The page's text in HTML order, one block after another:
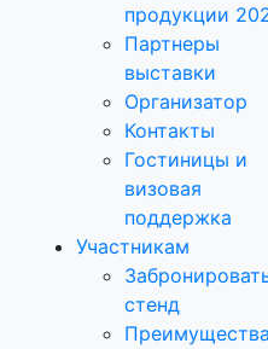
продукции
Партнеры
выставки
Организатор
Контакты
Гостиницы и
визовая
поддержка
Участникам
стенд